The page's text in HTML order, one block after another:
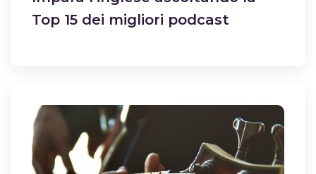
Top 15 dei migliori podcast